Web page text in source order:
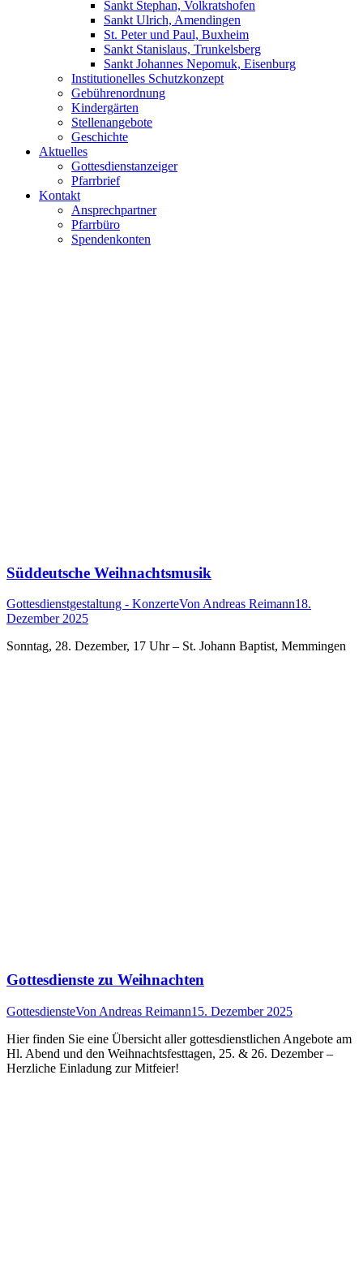
Sankt Stephan, Volkratshofen
Sankt Ulrich, Amendingen
St. Peter und Paul, Buxheim
Sankt Stanislaus, Trunkelsberg
Sankt Johannes Nepomuk, Eisenburg
Institutionelles Schutzkonzept
Gebührenordnung
Kindergärten
Stellenangebote
Geschichte
Aktuelles
Gottesdienstanzeiger
Pfarrbrief
Kontakt
Ansprechpartner
Pfarrbüro
Spendenkonten
Süddeutsche Weihnachtsmusik
Gottesdienstgestaltung - KonzerteVonAndreas Reimann18.
Dezember 2025
Sonntag, 28. Dezember, 17 Uhr – St. Johann Baptist, Memmingen
Gottesdienste zu Weihnachten
GottesdiensteVon Andreas Reimann15. Dezember 2025
Hier finden Sie eine Übersicht aller gottesdienstlichen Angebote am
Hl. Abend und den Weihnachtsfesttagen, 25. & 26. Dezember –
Herzliche Einladung zur Mitfeier!